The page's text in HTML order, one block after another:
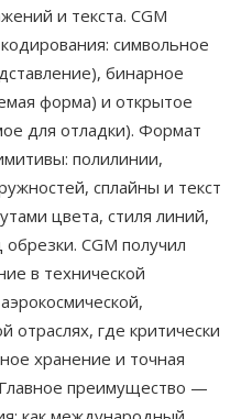
и текста. CGM
символьное
бинарное
форма) и открытое
для отладки). Формат
полилинии,
сплайны и текст
цвета, стиля линий,
CGM получил
в технической
где критически
хранение и точная
преимущество —